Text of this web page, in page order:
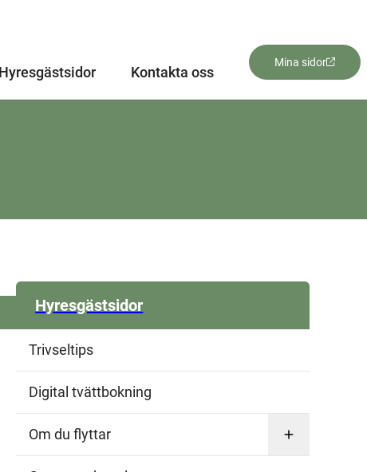
Hyresgästsidor Kontakta oss
Mina sidor
Hyresgästsidor
Trivseltips
Digital tvättbokning
Om du flyttar